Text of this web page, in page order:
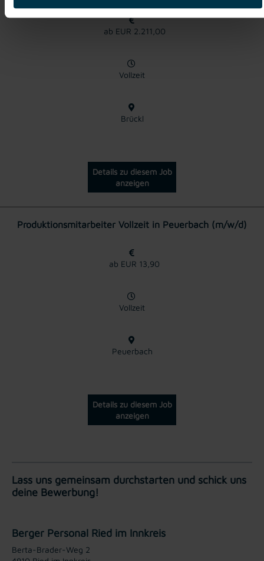
ab EUR 2.211,00
Vollzeit
Brückl
Details zu diesem Job
anzeigen
Produktionsmitarbeiter Vollzeit in Peuerbach (m/w/d)
ab EUR 13,90
Vollzeit
Peuerbach
Details zu diesem Job
anzeigen
Lass uns gemeinsam durchstarten und schick uns
deine Bewerbung!
Berger Personal Ried im Innkreis
Berta-Brader-Weg 2